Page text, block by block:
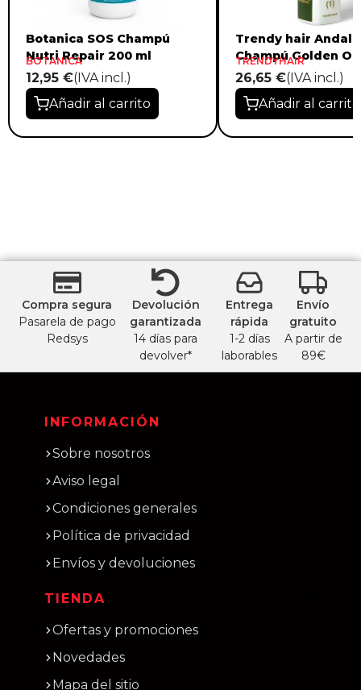
Botanica SOS Champú
Nutri Repair 200 ml
BOTANICA
12,95 €(IVA incl.)
Añadir al carrito
Trendy hair
Champú Golden
TRENDYHAIR
26,65 €(IVA incl.)
Añadir al carrito
Compra segura
Pasarela de pago
Redsys
Devolución
garantizada
14 días para
devolver*
Entrega
rápida
1-2 días
laborables
Envío
gratuito
A partir de
89€
INFORMACIÓN
Sobre nosotros
Aviso legal
Condiciones generales
Política de privacidad
Envíos y devoluciones
TIENDA
Ofertas y promociones
Novedades
Mapa del sitio